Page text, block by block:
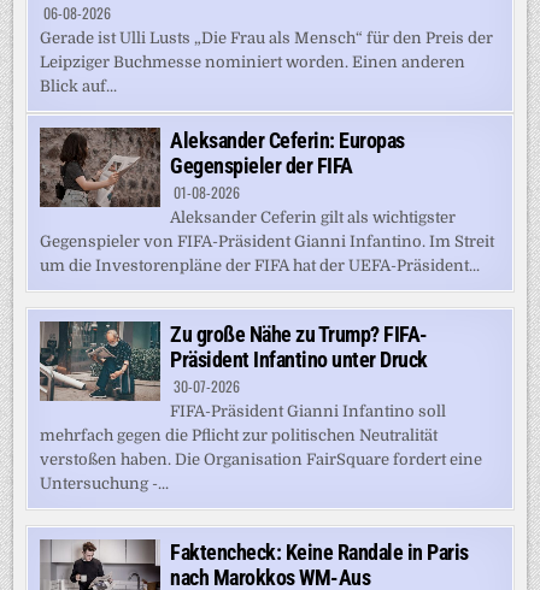
06-08-2026
Gerade ist Ulli Lusts „Die Frau als Mensch“ für den Preis der
Leipziger Buchmesse nominiert worden. Einen anderen
Blick auf...
Aleksander Ceferin: Europas
Gegenspieler der FIFA
01-08-2026
Aleksander Ceferin gilt als wichtigster
Gegenspieler von FIFA-Präsident Gianni Infantino. Im Streit
um die Investorenpläne der FIFA hat der UEFA-Präsident...
Zu große Nähe zu Trump? FIFA-
Präsident Infantino unter Druck
30-07-2026
FIFA-Präsident Gianni Infantino soll
mehrfach gegen die Pflicht zur politischen Neutralität
verstoßen haben. Die Organisation FairSquare fordert eine
Untersuchung -...
Faktencheck: Keine Randale in Paris
nach Marokkos WM-Aus